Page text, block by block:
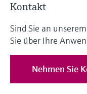
Kontakt
Sind Sie an
Sie über Ihre
Nehmen Sie